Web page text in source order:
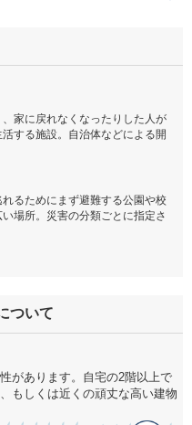
家に戻れなくなったりした人が
する施設。自治体などによる開
るためにまず避難する公園や校
場所。災害の分類ごとに指定さ
ついて
があります。自宅の2階以上で
もしくは近くの頑丈な高い建物